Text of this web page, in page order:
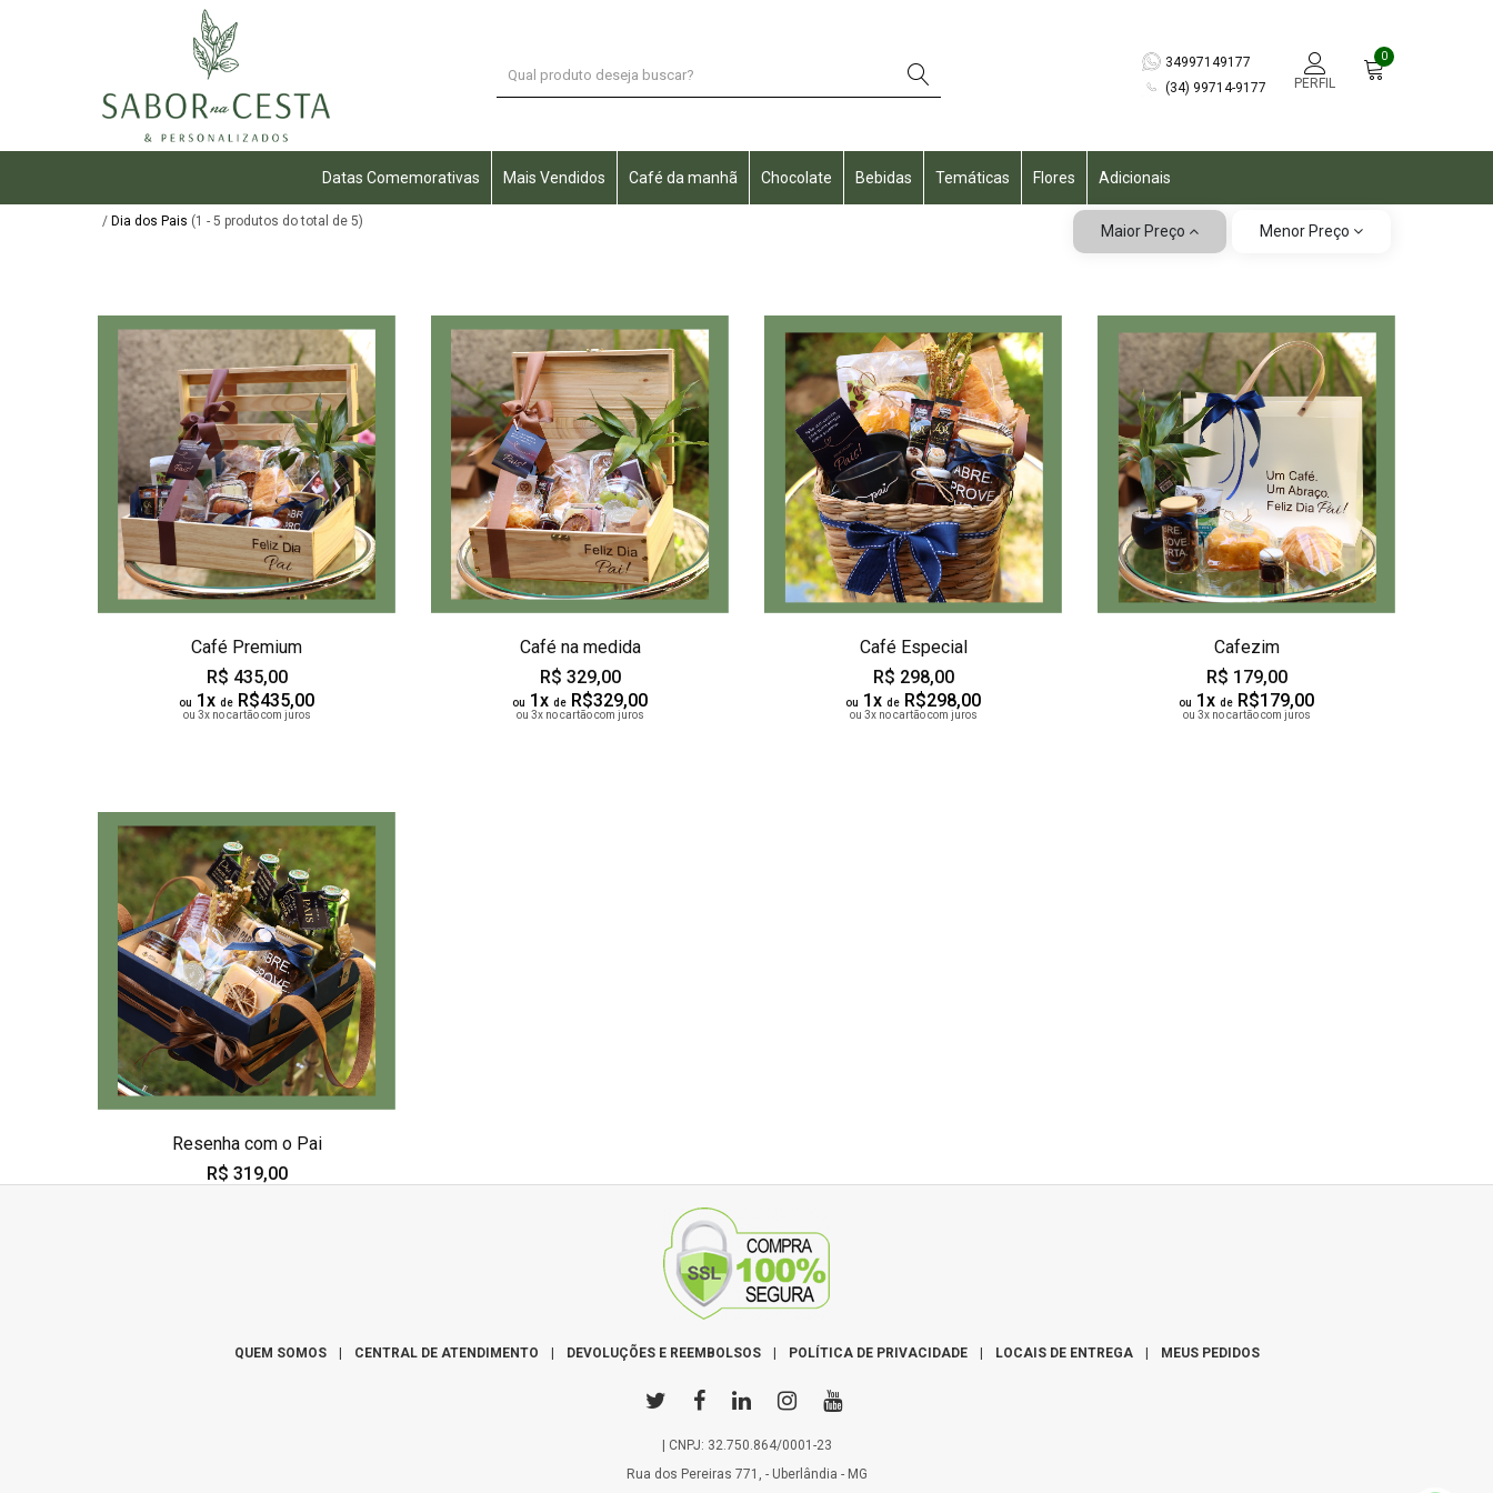
34997149177
(34) 99714-9177
PERFIL
0
Datas Comemorativas Mais Vendidos Café da manhã Chocolate Bebidas Temáticas Flores Adicionais
/ Dia dos Pais (1 - 5 produtos do total de 5)
Maior Preço Menor Preço
Café Premium
R$ 435,00
ou 1x de R$435,00
ou 3x no cartão com juros
Café na medida
R$ 329,00
ou 1x de R$329,00
ou 3x no cartão com juros
Café Especial
R$ 298,00
ou 1x de R$298,00
ou 3x no cartão com juros
Cafezim
R$ 179,00
ou 1x de R$179,00
ou 3x no cartão com juros
Resenha com o Pai
R$ 319,00
QUEM SOMOS | CENTRAL DE ATENDIMENTO | DEVOLUÇÕES E REEMBOLSOS | POLÍTICA DE PRIVACIDADE | LOCAIS DE ENTREGA | MEUS PEDIDOS
| CNPJ: 32.750.864/0001-23
Rua dos Pereiras 771, - Uberlândia - MG